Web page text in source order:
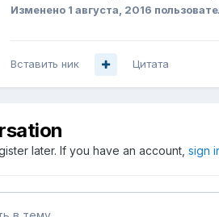
Изменено 1 августа, 2016
Вставить ник Цитата
later. If you have an account, sign